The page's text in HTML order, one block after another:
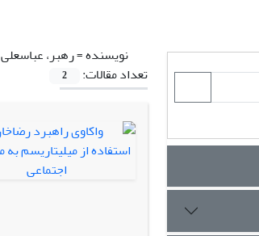
نویسنده =رهبر، عباسعلی
تعداد مقالات:
2